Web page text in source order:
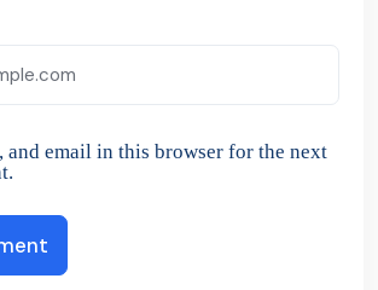
and email in this browser for the next